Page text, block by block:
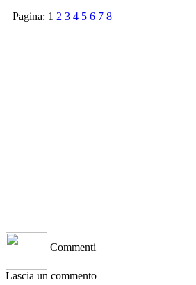
Pagina: 1 2 3 4 5 6 7 8
Commenti
Lascia un commento